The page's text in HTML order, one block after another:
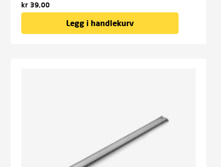
kr 39,00
Legg i handlekurv